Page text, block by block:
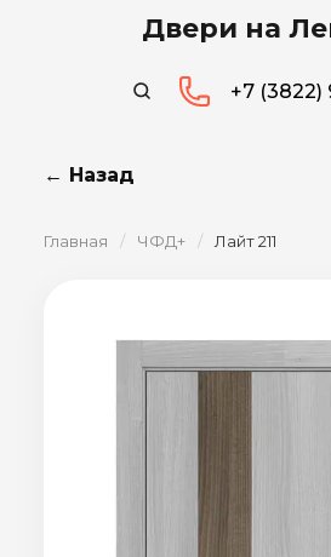
Двери на
+7 (3822)
← Назад
Главная / ЧФД+ / Лайт 211